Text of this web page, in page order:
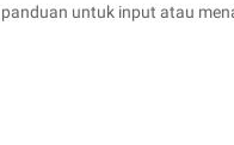
untuk input atau